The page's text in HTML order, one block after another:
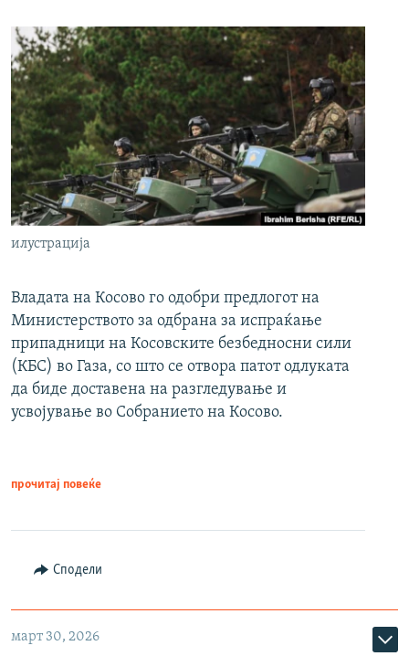
илустрација
Владата на Косово го одобри предлогот на
Министерството за одбрана за испраќање
припадници на Косовските безбедносни сили
(КБС) во Газа, со што се отвора патот одлуката
да биде доставена на разгледување и
усвојување во Собранието на Косово.
прочитај повеќе
Сподели
март 30, 2026